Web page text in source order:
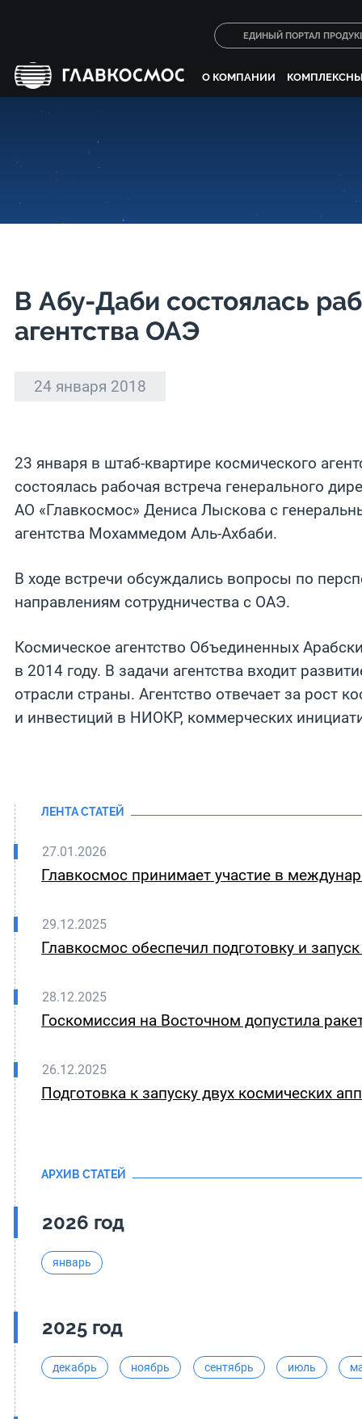
ЕДИНЫЙ ПОРТАЛ
О КОМПАНИИ
В Абу-Даби состоялась
агентства ОАЭ
24 января 2018
23 января в штаб-квартире космического
состоялась рабочая встреча генерального
АО «Главкосмос» Дениса Лыскова с
агентства Мохаммедом Аль-Ахбаби.
В ходе встречи обсуждались вопросы по
направлениям сотрудничества с ОАЭ.
Космическое агентство Объединенных
в 2014 году. В задачи агентства входит
отрасли страны. Агентство отвечает за рост
и инвестиций в НИОКР, коммерческих
ЛЕНТА СТАТЕЙ
27.01.2026
Главкосмос принимает участие в
29.12.2025
Главкосмос обеспечил подготовку и
28.12.2025
Госкомиссия на Восточном допустила
26.12.2025
Подготовка к запуску двух космических
АРХИВ СТАТЕЙ
2026 год
январь
2025 год
декабрь ноябрь сентябрь июль